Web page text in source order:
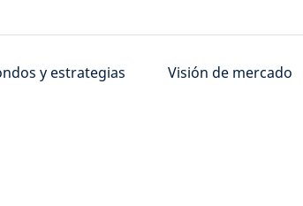
y estrategias Visión de mercado